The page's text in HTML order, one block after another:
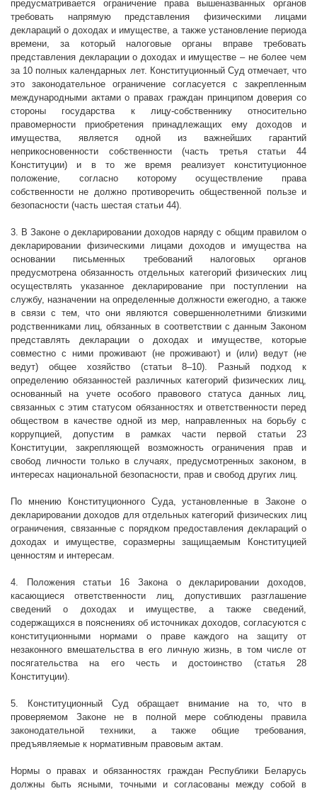
предусматривается ограничение права вышеназванных органов
требовать напрямую представления физическими лицами
деклараций о доходах и имуществе, а также установление периода
времени, за который налоговые органы вправе требовать
представления декларации о доходах и имуществе – не более чем
за 10 полных календарных лет. Конституционный Суд отмечает, что
это законодательное ограничение согласуется с закрепленным
международными актами о правах граждан принципом доверия со
стороны государства к лицу-собственнику относительно
правомерности приобретения принадлежащих ему доходов и
имущества, является одной из важнейших гарантий
неприкосновенности собственности (часть третья статьи 44
Конституции) и в то же время реализует конституционное
положение, согласно которому осуществление права
собственности не должно противоречить общественной пользе и
безопасности (часть шестая статьи 44).
3. В Законе о декларировании доходов наряду с общим правилом о
декларировании физическими лицами доходов и имущества на
основании письменных требований налоговых органов
предусмотрена обязанность отдельных категорий физических лиц
осуществлять указанное декларирование при поступлении на
службу, назначении на определенные должности ежегодно, а также
в связи с тем, что они являются совершеннолетними близкими
родственниками лиц, обязанных в соответствии с данным Законом
представлять декларации о доходах и имуществе, которые
совместно с ними проживают (не проживают) и (или) ведут (не
ведут) общее хозяйство (статьи 8–10). Разный подход к
определению обязанностей различных категорий физических лиц,
основанный на учете особого правового статуса данных лиц,
связанных с этим статусом обязанностях и ответственности перед
обществом в качестве одной из мер, направленных на борьбу с
коррупцией, допустим в рамках части первой статьи 23
Конституции, закрепляющей возможность ограничения прав и
свобод личности только в случаях, предусмотренных законом, в
интересах национальной безопасности, прав и свобод других лиц.
По мнению Конституционного Суда, установленные в Законе о
декларировании доходов для отдельных категорий физических лиц
ограничения, связанные с порядком предоставления деклараций о
доходах и имуществе, соразмерны защищаемым Конституцией
ценностям и интересам.
4. Положения статьи 16 Закона о декларировании доходов,
касающиеся ответственности лиц, допустивших разглашение
сведений о доходах и имуществе, а также сведений,
содержащихся в пояснениях об источниках доходов, согласуются с
конституционными нормами о праве каждого на защиту от
незаконного вмешательства в его личную жизнь, в том числе от
посягательства на его честь и достоинство (статья 28
Конституции).
5. Конституционный Суд обращает внимание на то, что в
проверяемом Законе не в полной мере соблюдены правила
законодательной техники, а также общие требования,
предъявляемые к нормативным правовым актам.
Нормы о правах и обязанностях граждан Республики Беларусь
должны быть ясными, точными и согласованы между собой в